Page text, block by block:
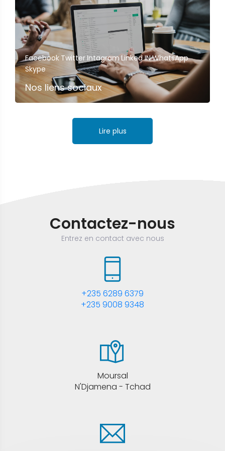
Facebook TwitterIntagramLinked INWhatsApp
Skype
Nos liens sociaux
Lire plus
Contactez-nous
Entrez en contact avec nous
+235 6289 6379
+235 9008 9348
Moursal
N'Djamena - Tchad